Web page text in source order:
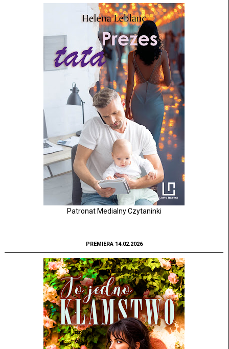
Patronat Medialny Czytaninki
PREMIERA 14.02.2026